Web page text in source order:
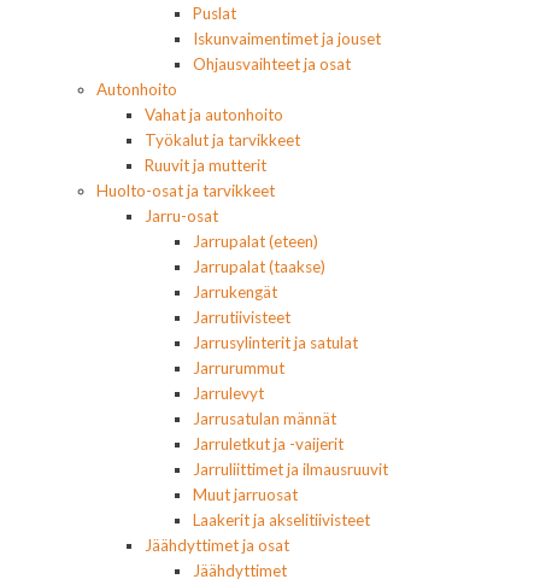
Puslat
Iskunvaimentimet ja jouset
Ohjausvaihteet ja osat
Autonhoito
Vahat ja autonhoito
Työkalut ja tarvikkeet
Ruuvit ja mutterit
Huolto-osat ja tarvikkeet
Jarru-osat
Jarrupalat (eteen)
Jarrupalat (taakse)
Jarrukengät
Jarrutiivisteet
Jarrusylinterit ja satulat
Jarrurummut
Jarrulevyt
Jarrusatulan männät
Jarruletkut ja -vaijerit
Jarruliittimet ja ilmausruuvit
Muut jarruosat
Laakerit ja akselitiivisteet
Jäähdyttimet ja osat
Jäähdyttimet